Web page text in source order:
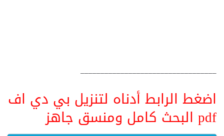
__________________________________
اضغط الرابط أدناه لتنزيل بي دي اف
pdf البحث كامل ومنسق جاهز